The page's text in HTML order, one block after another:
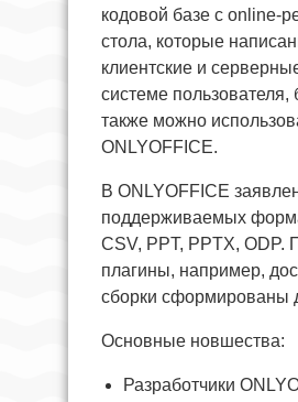
кодовой базе с online-
стола, которые
клиентские и
системе
также можно
ONLYOFFICE.
В ONLYOFFICE
поддерживаемых
CSV, PPT, PPTX, ODP.
плагины, например,
сборки сформированы
Основные новшества:
Разработчики